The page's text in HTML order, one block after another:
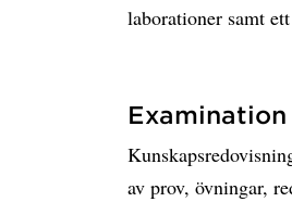
laborationer samt
Examination
av prov, övningar,